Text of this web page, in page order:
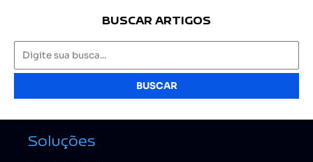
BUSCAR ARTIGOS
BUSCAR
Soluções